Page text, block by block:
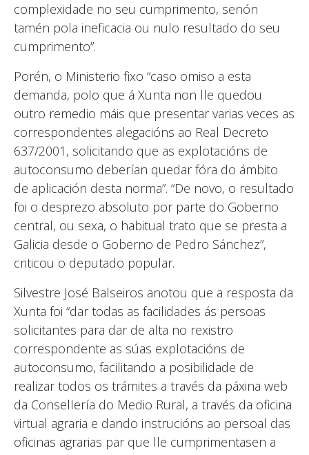
complexidade no seu cumprimento, senón
tamén pola ineficacia ou nulo resultado do seu
cumprimento”.
Porén, o Ministerio fixo “caso omiso a esta
demanda, polo que á Xunta non lle quedou
outro remedio máis que presentar varias veces as
correspondentes alegacións ao Real Decreto
637/2001, solicitando que as explotacións de
autoconsumo deberían quedar fóra do ámbito
de aplicación desta norma”. “De novo, o resultado
foi o desprezo absoluto por parte do Goberno
central, ou sexa, o habitual trato que se presta a
Galicia desde o Goberno de Pedro Sánchez”,
criticou o deputado popular.
Silvestre José Balseiros anotou que a resposta da
Xunta foi “dar todas as facilidades ás persoas
solicitantes para dar de alta no rexistro
correspondente as súas explotacións de
autoconsumo, facilitando a posibilidade de
realizar todos os trámites a través da páxina web
da Consellería do Medio Rural, a través da oficina
virtual agraria e dando instrucións ao persoal das
oficinas agrarias par que lle cumprimentasen a